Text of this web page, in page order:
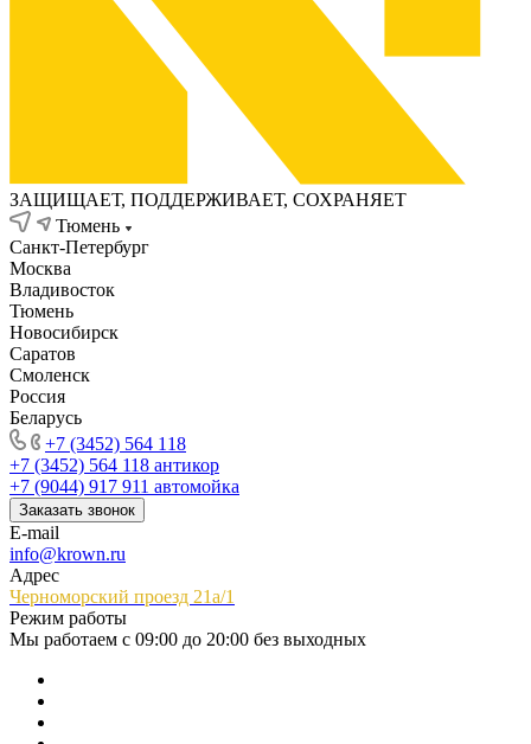
ЗАЩИЩАЕТ, ПОДДЕРЖИВАЕТ, СОХРАНЯЕТ
Тюмень
Санкт-Петербург
Москва
Владивосток
Тюмень
Новосибирск
Саратов
Смоленск
Россия
Беларусь
+7 (3452) 564 118
+7 (3452) 564 118 антикор
+7 (9044) 917 911 автомойка
Заказать звонок
E-mail
info@krown.ru
Адрес
Черноморский проезд 21а/1
Режим работы
Мы работаем с 09:00 до 20:00 без выходных